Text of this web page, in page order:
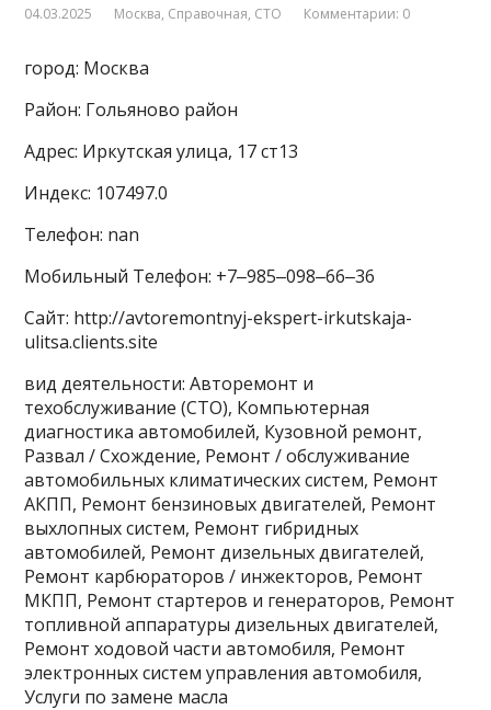
04.03.2025 Москва, Справочная, СТО Комментарии: 0
город: Москва
Район: Гольяново район
Адрес: Иркутская улица, 17 ст13
Индекс: 107497.0
Телефон: nan
Мобильный Телефон: +7‒985‒098‒66‒36
Сайт: http://avtoremontnyj-ekspert-irkutskaja-
ulitsa.clients.site
вид деятельности: Авторемонт и
техобслуживание (СТО), Компьютерная
диагностика автомобилей, Кузовной ремонт,
Развал / Схождение, Ремонт / обслуживание
автомобильных климатических систем, Ремонт
АКПП, Ремонт бензиновых двигателей, Ремонт
выхлопных систем, Ремонт гибридных
автомобилей, Ремонт дизельных двигателей,
Ремонт карбюраторов / инжекторов, Ремонт
МКПП, Ремонт стартеров и генераторов, Ремонт
топливной аппаратуры дизельных двигателей,
Ремонт ходовой части автомобиля, Ремонт
электронных систем управления автомобиля,
Услуги по замене масла